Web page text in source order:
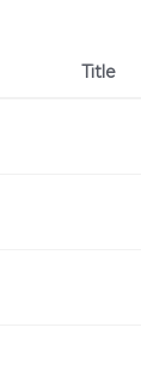
Title